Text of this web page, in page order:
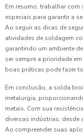
Em resumo, trabalhar
especiais para garantir a
Ao seguir as dicas de
atividades de soldagem
garantindo um ambiente
ser sempre a prioridade
boas práticas pode fazer
Em conclusão, a solda
metalurgia,
metais. Com sua
diversas indústrias, desde
Ao compreender suas